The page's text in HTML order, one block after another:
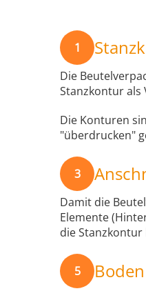
1
Die
Stanzkontur als
Die Konturen
"überdrucken"
3
Damit die
Elemente
die
5 Boden